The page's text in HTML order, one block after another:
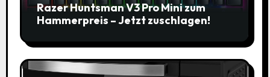
Razer Huntsman V3 Pro Mini zum
Hammerpreis – Jetzt zuschlagen!